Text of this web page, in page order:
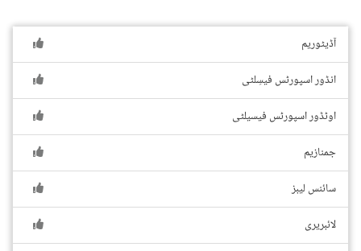
آڈیٹوریم
انڈور اسپورٹس فیسِلٹی
اوٹڈور اسپورٹس فیسیلٹی
جمنازیم
سائنس لیبز
لائبریری